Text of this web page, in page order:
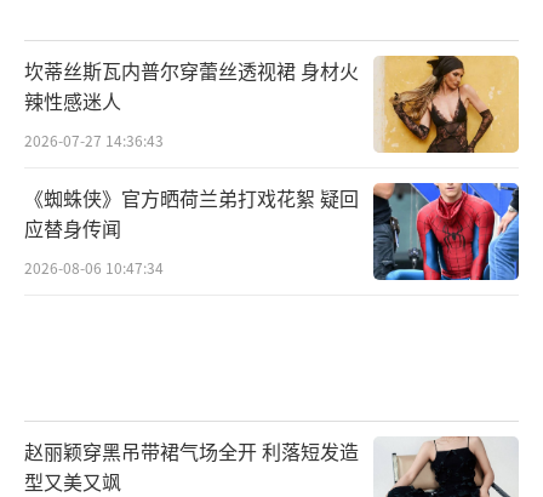
坎蒂丝斯瓦内普尔穿蕾丝透视裙 身材火
辣性感迷人
2026-07-27 14:36:43
《蜘蛛侠》官方晒荷兰弟打戏花絮 疑回
应替身传闻
2026-08-06 10:47:34
赵丽颖穿黑吊带裙气场全开 利落短发造
型又美又飒